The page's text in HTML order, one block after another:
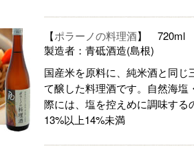
【ポラーノの料理酒】 720ml
製造者：青砥酒造(島根)
国産米を原料に、純米酒と同
て醸した料理酒です。自然海
際には、塩を控えめに調味す
13%以上14%未満